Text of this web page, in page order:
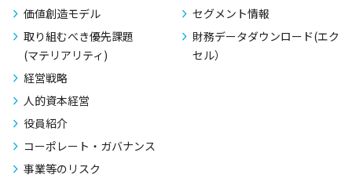
価値創造モデル
取り組むべき優先課題
(マテリアリティ)
経営戦略
人的資本経営
役員紹介
コーポレート・ガバナンス
事業等のリスク
セグメント情報
財務データダウンロード(エク
セル）